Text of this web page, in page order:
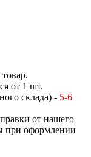
от 1 шт.
склада) - 5-6
от нашего
при оформлении